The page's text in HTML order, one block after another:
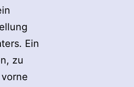
Ein
zu